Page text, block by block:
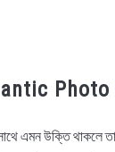
সাথে এমন উক্তি